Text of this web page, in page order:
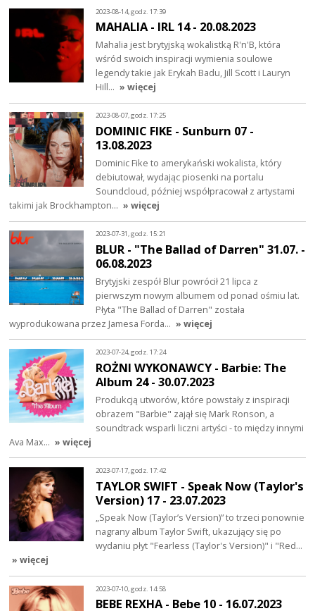
2023-08-14, godz. 17:39
MAHALIA - IRL 14 - 20.08.2023
Mahalia jest brytyjską wokalistką R'n'B, która
wśród swoich inspiracji wymienia soulowe
legendy takie jak Erykah Badu, Jill Scott i Lauryn
Hill… » więcej
2023-08-07, godz. 17:25
DOMINIC FIKE - Sunburn 07 -
13.08.2023
Dominic Fike to amerykański wokalista, który
debiutował, wydając piosenki na portalu
Soundcloud, później współpracował z artystami
takimi jak Brockhampton… » więcej
2023-07-31, godz. 15:21
BLUR - "The Ballad of Darren" 31.07. -
06.08.2023
Brytyjski zespół Blur powrócił 21 lipca z
pierwszym nowym albumem od ponad ośmiu lat.
Płyta "The Ballad of Darren" została
wyprodukowana przez Jamesa Forda… » więcej
2023-07-24, godz. 17:24
ROŻNI WYKONAWCY - Barbie: The
Album 24 - 30.07.2023
Produkcją utworów, które powstały z inspiracji
obrazem "Barbie" zajął się Mark Ronson, a
soundtrack wsparli liczni artyści - to między innymi
Ava Max… » więcej
2023-07-17, godz. 17:42
TAYLOR SWIFT - Speak Now (Taylor's
Version) 17 - 23.07.2023
„Speak Now (Taylor’s Version)” to trzeci ponownie
nagrany album Taylor Swift, ukazujący się po
wydaniu płyt "Fearless (Taylor's Version)" i "Red…
» więcej
2023-07-10, godz. 14:58
BEBE REXHA - Bebe 10 - 16.07.2023